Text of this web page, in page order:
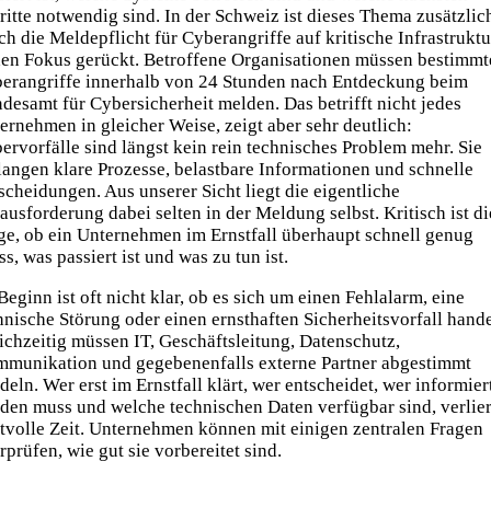
notwendig sind. In der Schweiz ist dieses Thema
die Meldepflicht für Cyberangriffe auf kritische
Fokus gerückt. Betroffene Organisationen müssen
innerhalb von 24 Stunden nach Entdeckung beim
für Cybersicherheit melden. Das betrifft nicht jedes
in gleicher Weise, zeigt aber sehr deutlich:
sind längst kein rein technisches Problem mehr. Sie
klare Prozesse, belastbare Informationen und schnelle
Aus unserer Sicht liegt die eigentliche
dabei selten in der Meldung selbst. Kritisch ist
ob ein Unternehmen im Ernstfall überhaupt schnell genug
was passiert ist und was zu tun ist.
ist oft nicht klar, ob es sich um einen Fehlalarm, eine
Störung oder einen ernsthaften Sicherheitsvorfall
müssen IT, Geschäftsleitung, Datenschutz,
und gegebenenfalls externe Partner abgestimmt
Wer erst im Ernstfall klärt, wer entscheidet, wer
muss und welche technischen Daten verfügbar sind,
Zeit. Unternehmen können mit einigen zentralen Fragen
wie gut sie vorbereitet sind.